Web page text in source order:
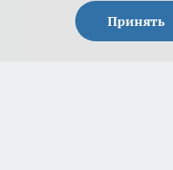
Принять